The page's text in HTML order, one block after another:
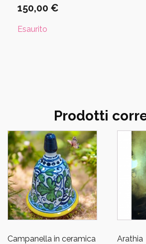
150,00 €
Esaurito
Prodotti
Campanella in ceramica
Arathia